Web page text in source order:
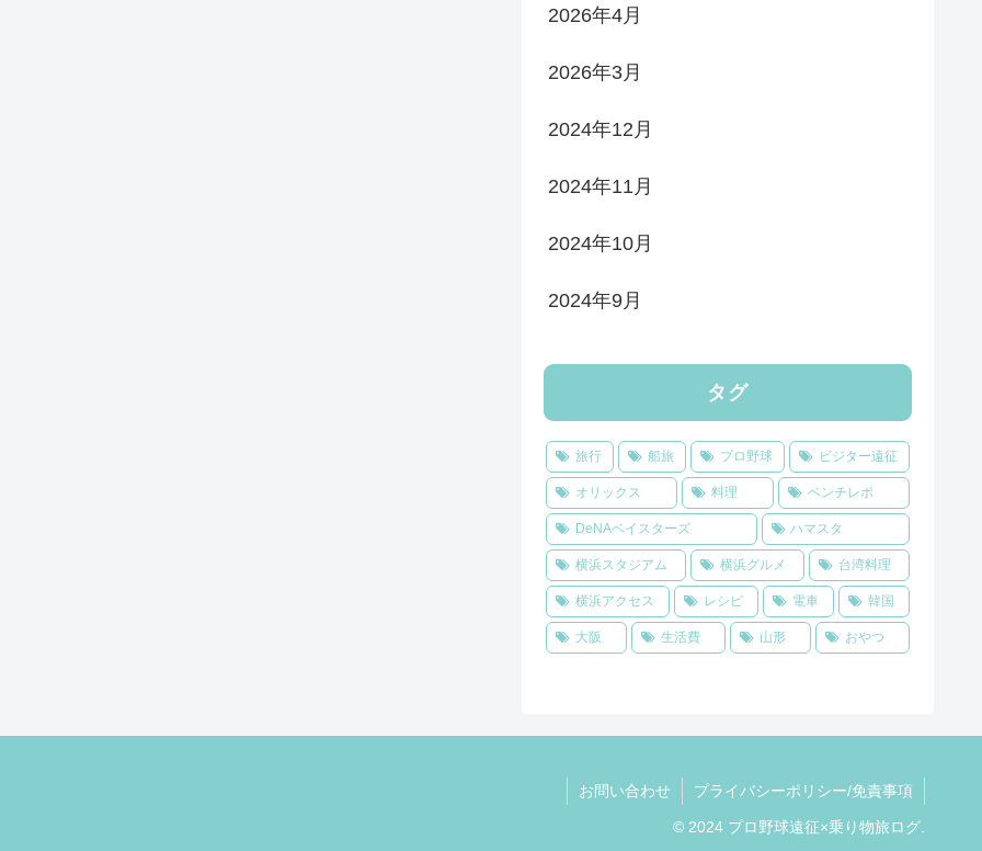
2026年4月
2026年3月
2024年12月
2024年11月
2024年10月
2024年9月
タグ
旅行 船旅 プロ野球 ビジター遠征
オリックス 料理 ベンチレポ
DeNAベイスターズ ハマスタ
横浜スタジアム 横浜グルメ 台湾料理
横浜アクセス レシピ 電車 韓国
大阪 生活費 山形 おやつ
お問い合わせ プライバシーポリシー/免責事項
© 2024 プロ野球遠征×乗り物旅ログ.